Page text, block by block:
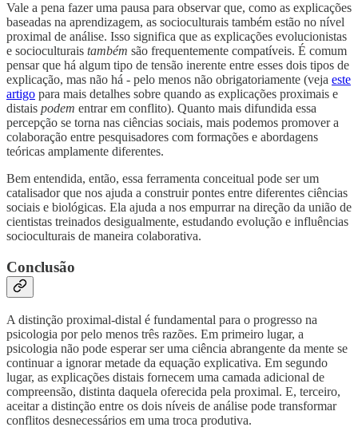
Vale a pena fazer uma pausa para observar que, como as explicações
baseadas na aprendizagem, as socioculturais também estão no nível
proximal de análise. Isso significa que as explicações evolucionistas
e socioculturais também são frequentemente compatíveis. É comum
pensar que há algum tipo de tensão inerente entre esses dois tipos de
explicação, mas não há - pelo menos não obrigatoriamente (veja este
artigo para mais detalhes sobre quando as explicações proximais e
distais podem entrar em conflito). Quanto mais difundida essa
percepção se torna nas ciências sociais, mais podemos promover a
colaboração entre pesquisadores com formações e abordagens
teóricas amplamente diferentes.
Bem entendida, então, essa ferramenta conceitual pode ser um
catalisador que nos ajuda a construir pontes entre diferentes ciências
sociais e biológicas. Ela ajuda a nos empurrar na direção da união de
cientistas treinados desigualmente, estudando evolução e influências
socioculturais de maneira colaborativa.
Conclusão
A distinção proximal-distal é fundamental para o progresso na
psicologia por pelo menos três razões. Em primeiro lugar, a
psicologia não pode esperar ser uma ciência abrangente da mente se
continuar a ignorar metade da equação explicativa. Em segundo
lugar, as explicações distais fornecem uma camada adicional de
compreensão, distinta daquela oferecida pela proximal. E, terceiro,
aceitar a distinção entre os dois níveis de análise pode transformar
conflitos desnecessários em uma troca produtiva.